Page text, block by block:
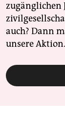
zugänglichen
auch? Dann
unsere Aktion.